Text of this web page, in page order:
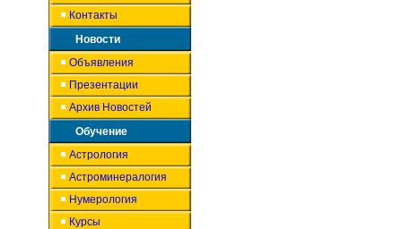
Контакты
Новости
Объявления
Презентации
Архив Новостей
Обучение
Астрология
Астроминералогия
Нумерология
Курсы